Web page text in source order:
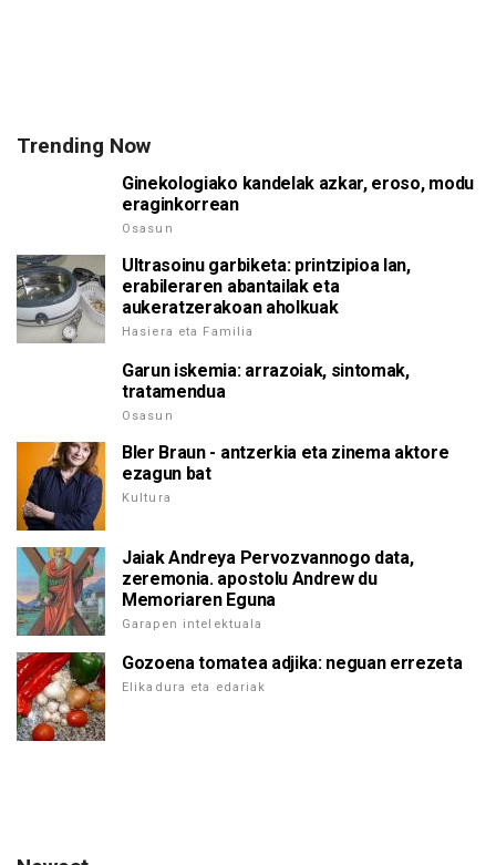
Trending Now
Ginekologiako kandelak azkar, eroso, modu
eraginkorrean
Osasun
Ultrasoinu garbiketa: printzipioa lan,
erabileraren abantailak eta
aukeratzerakoan aholkuak
Hasiera eta Familia
Garun iskemia: arrazoiak, sintomak,
tratamendua
Osasun
Bler Braun - antzerkia eta zinema aktore
ezagun bat
Kultura
Jaiak Andreya Pervozvannogo data,
zeremonia. apostolu Andrew du
Memoriaren Eguna
Garapen intelektuala
Gozoena tomatea adjika: neguan errezeta
Elikadura eta edariak